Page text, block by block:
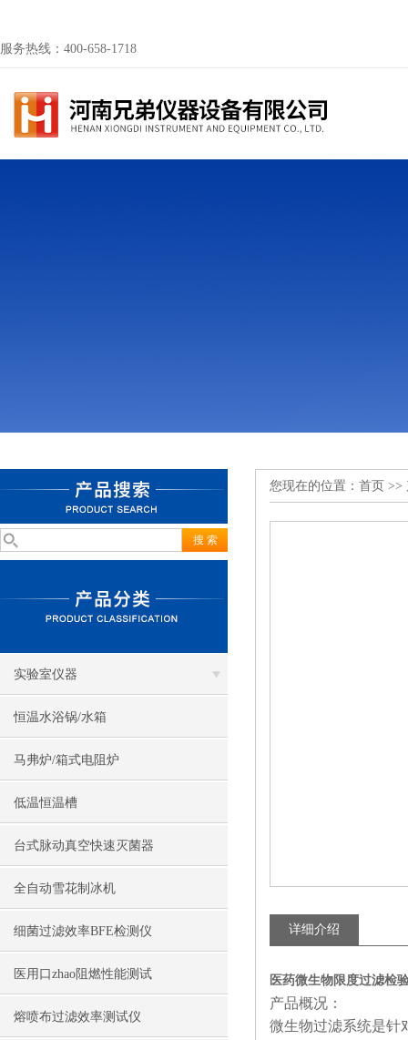
服务热线：400-658-1718
实验室仪器
恒温水浴锅/水箱
马弗炉/箱式电阻炉
低温恒温槽
台式脉动真空快速灭菌器
全自动雪花制冰机
细菌过滤效率BFE检测仪
医用口zhao阻燃性能测试
熔喷布过滤效率测试仪
您现在的位置： 首页 >>
详细介绍
医药微生物限度过滤检
产品概况：
微生物过滤系统是针